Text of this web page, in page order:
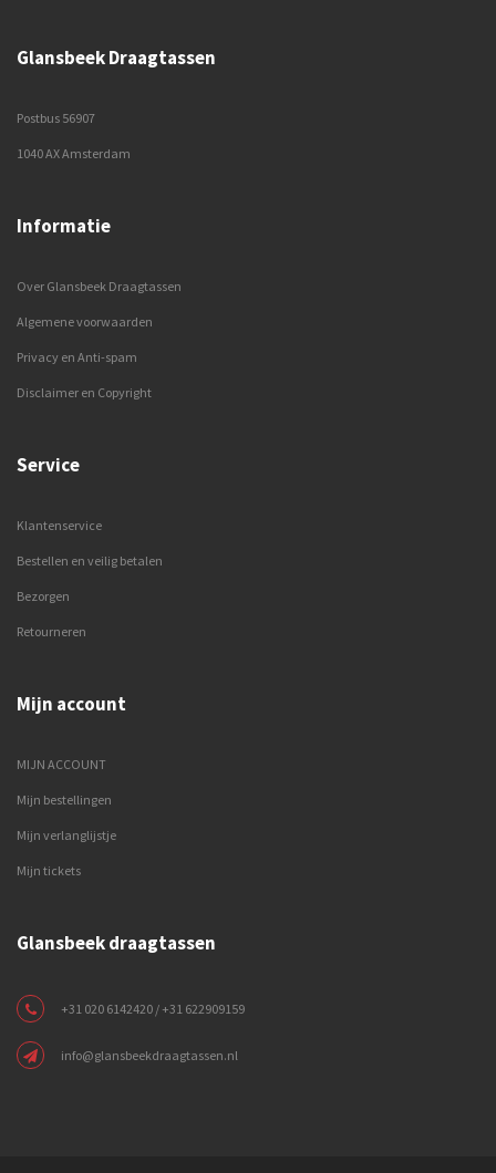
Glansbeek Draagtassen
Postbus 56907
1040 AX Amsterdam
Informatie
Over Glansbeek Draagtassen
Algemene voorwaarden
Privacy en Anti-spam
Disclaimer en Copyright
Service
Klantenservice
Bestellen en veilig betalen
Bezorgen
Retourneren
Mijn account
MIJN ACCOUNT
Mijn bestellingen
Mijn verlanglijstje
Mijn tickets
Glansbeek draagtassen
+31 020 6142420 / +31 622909159
info@glansbeekdraagtassen.nl